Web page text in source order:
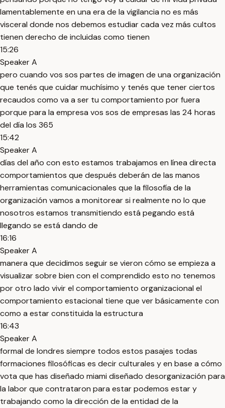
lamentablemente en una era de la vigilancia no es más
visceral donde nos debemos estudiar cada vez más cultos
tienen derecho de incluidas como tienen
15:26
Speaker A
pero cuando vos sos partes de imagen de una organización
que tenés que cuidar muchísimo y tenés que tener ciertos
recaudos como va a ser tu comportamiento por fuera
porque para la empresa vos sos de empresas las 24 horas
del día los 365
15:42
Speaker A
días del año con esto estamos trabajamos en línea directa
comportamientos que después deberán de las manos
herramientas comunicacionales que la filosofía de la
organización vamos a monitorear si realmente no lo que
nosotros estamos transmitiendo está pegando está
llegando se está dando de
16:16
Speaker A
manera que decidimos seguir se vieron cómo se empieza a
visualizar sobre bien con el comprendido esto no tenemos
por otro lado vivir el comportamiento organizacional el
comportamiento estacional tiene que ver básicamente con
como a estar constituida la estructura
16:43
Speaker A
formal de londres siempre todos estos pasajes todas
formaciones filosóficas es decir culturales y en base a cómo
vota que has diseñado miami diseñado desorganización para
la labor que contrataron para estar podemos estar y
trabajando como la dirección de la entidad de la